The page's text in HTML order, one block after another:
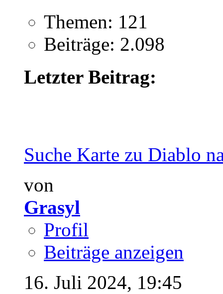
Themen: 121
Beiträge: 2.098
Letzter Beitrag:
Suche Karte zu Diablo
von
Grasyl
Profil
Beiträge anzeigen
16. Juli 2024, 19:45